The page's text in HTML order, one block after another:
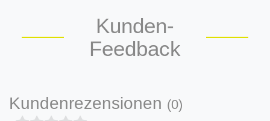
Kunden-
Feedback
Kundenrezensionen (0)